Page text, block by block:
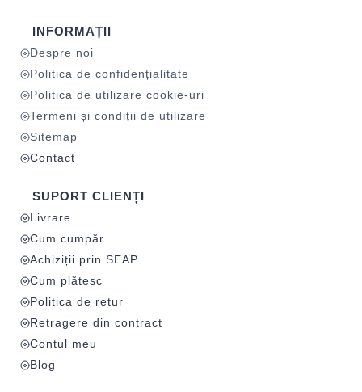
INFORMAȚII
Despre noi
Politica de confidențialitate
Politica de utilizare cookie-uri
Termeni și condiții de utilizare
Sitemap
Contact
SUPORT CLIENȚI
Livrare
Cum cumpăr
Achiziții prin SEAP
Cum plătesc
Politica de retur
Retragere din contract
Contul meu
Blog